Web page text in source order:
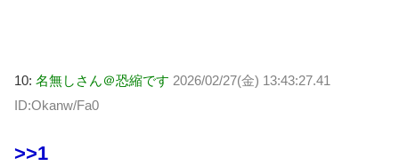
10: 名無しさん＠恐縮です 2026/02/27(金) 13:43:27.41
ID:Okanw/Fa0
>>1